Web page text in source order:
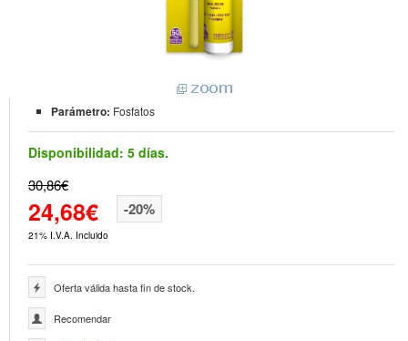
Parámetro: Fosfatos
Disponibilidad: 5 días.
30,86€
24,68€ -20%
21% I.V.A. Incluido
Oferta válida hasta fin de stock.
Recomendar